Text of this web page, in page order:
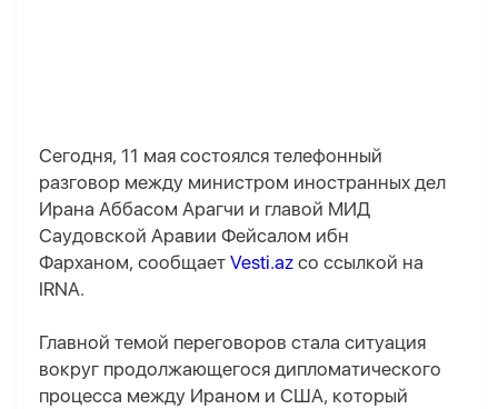
Сегодня, 11 мая состоялся телефонный
разговор между министром иностранных дел
Ирана Аббасом Арагчи и главой МИД
Саудовской Аравии Фейсалом ибн
Фарханом, сообщает Vesti.az со ссылкой на
IRNA.
Главной темой переговоров стала ситуация
вокруг продолжающегося дипломатического
процесса между Ираном и США, который